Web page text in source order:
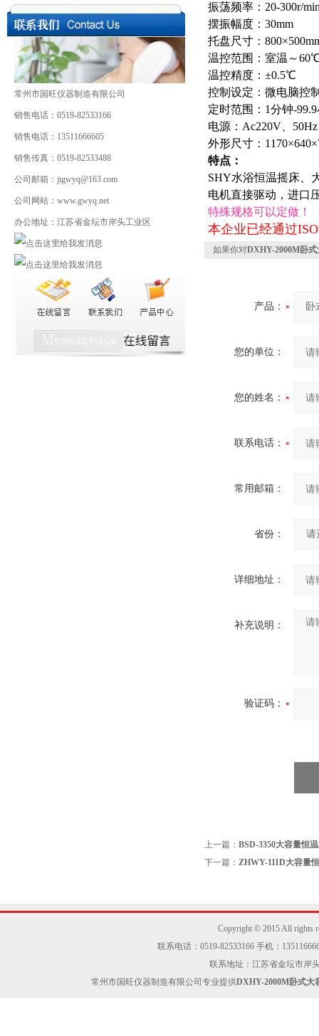
常州市国旺仪器制造有限公司
销售电话：0519-82533166
销售电话：13511666605
销售传真：0519-82533488
公司邮箱：jtgwyq@163.com
公司网站：www.gwyq.net
办公地址：江苏省金坛市岸头工业区
振荡频率：20-300r/
摆振幅度：30mm
托盘尺寸：
温控范围：室温～
温控精度：±0.5℃
控制设定：微电脑控
定时范围：1分钟-
电源：Ac220V、
外形尺寸：
特点：
SHY水浴恒温摇床、
电机直接驱动，进口
特殊规格可以定做！
本企业已经通过
如果你对DXHY-2000M卧
产品：
您的单位：
您的姓名：
联系电话：
常用邮箱：
省份：
详细地址：
补充说明：
验证码：
上一篇： BSD-3350大容量恒
下一篇： ZHWY-111D大容量
Copyright © 2015 All rights
联系电话：0519-82533166 手机：
联系地址：江苏省金坛市岸
常州市国旺仪器制造有限公司专业提供DXHY-2000M卧式大